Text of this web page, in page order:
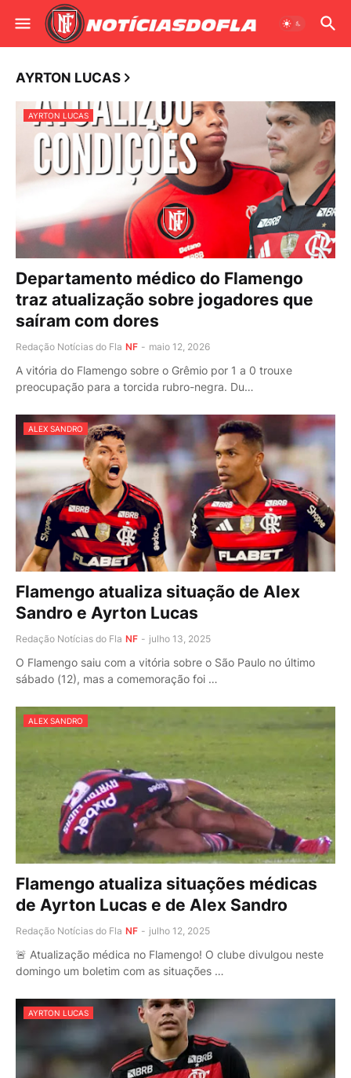
AYRTON LUCAS
AYRTON LUCAS
Departamento médico do Flamengo
traz atualização sobre jogadores que
saíram com dores
Redação Notícias do Fla NF - maio 12, 2026
A vitória do Flamengo sobre o Grêmio por 1 a 0 trouxe
preocupação para a torcida rubro-negra. Du…
ALEX SANDRO
Flamengo atualiza situação de Alex
Sandro e Ayrton Lucas
Redação Notícias do Fla NF - julho 13, 2025
O Flamengo saiu com a vitória sobre o São Paulo no último
sábado (12), mas a comemoração foi …
ALEX SANDRO
Flamengo atualiza situações médicas
de Ayrton Lucas e de Alex Sandro
Redação Notícias do Fla NF - julho 12, 2025
🚨 Atualização médica no Flamengo! O clube divulgou neste
domingo um boletim com as situações …
AYRTON LUCAS